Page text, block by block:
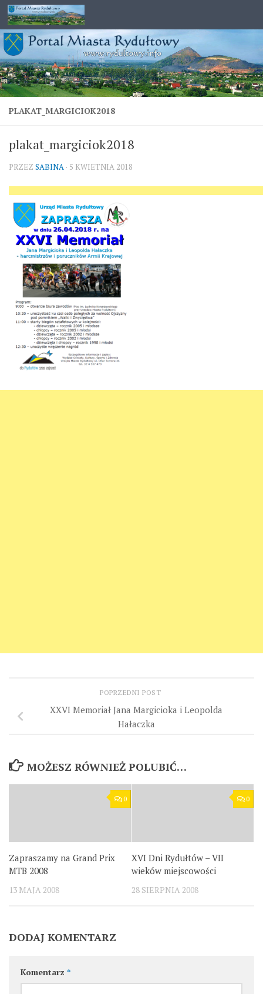
Przejdź do treści
PLAKAT_MARGICIOK2018
plakat_margiciok2018
PRZEZ SABINA · 5 KWIETNIA 2018
POPRZEDNI POST
XXVI Memoriał Jana Margicioka i Leopolda
Hałaczka
MOŻESZ RÓWNIEŻ POLUBIĆ…
0
Zapraszamy na Grand Prix
MTB 2008
13 MAJA 2008
0
XVI Dni Rydułtów – VII
wieków miejscowości
28 SIERPNIA 2008
DODAJ KOMENTARZ
Komentarz *